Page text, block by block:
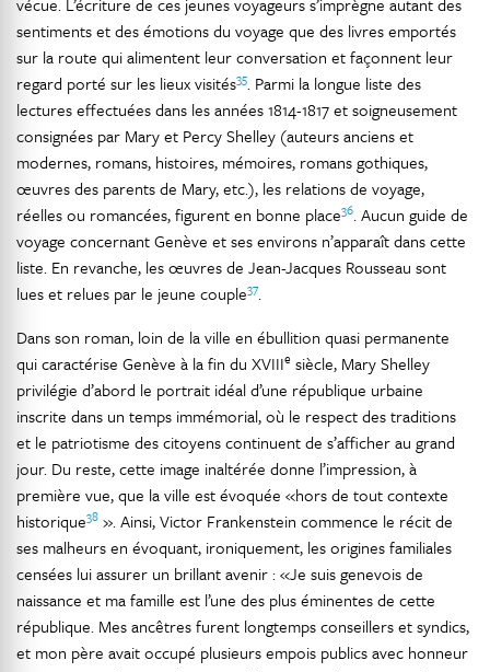
sentiments et des émotions du voyage que des livres emportés
sur la route qui alimentent leur conversation et façonnent leur
regard porté sur les lieux visités35. Parmi la longue liste des
lectures effectuées dans les années 1814-1817 et soigneusement
consignées par Mary et Percy Shelley (auteurs anciens et
modernes, romans, histoires, mémoires, romans gothiques,
œuvres des parents de Mary, etc.), les relations de voyage,
réelles ou romancées, figurent en bonne place36. Aucun guide de
voyage concernant Genève et ses environs n’apparaît dans cette
liste. En revanche, les œuvres de Jean-Jacques Rousseau sont
lues et relues par le jeune couple37.
Dans son roman, loin de la ville en ébullition quasi permanente
qui caractérise Genève à la fin du XVIIIe siècle, Mary Shelley
privilégie d’abord le portrait idéal d’une république urbaine
inscrite dans un temps immémorial, où le respect des traditions
et le patriotisme des citoyens continuent de s’afficher au grand
jour. Du reste, cette image inaltérée donne l’impression, à
première vue, que la ville est évoquée «hors de tout contexte
historique38 ». Ainsi, Victor Frankenstein commence le récit de
ses malheurs en évoquant, ironiquement, les origines familiales
censées lui assurer un brillant avenir : «Je suis genevois de
naissance et ma famille est l’une des plus éminentes de cette
république. Mes ancêtres furent longtemps conseillers et syndics,
et mon père avait occupé plusieurs empois publics avec honneur